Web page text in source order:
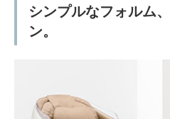
シンプルなフォルム
ン。